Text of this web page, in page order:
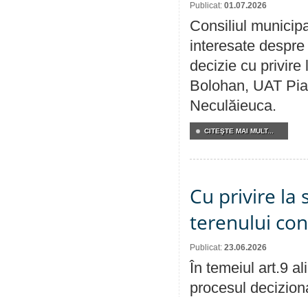
Publicat: 01.07.2026
Consiliul
interesate
decizie cu privire
Bolohan, UAT
Neculăieuca.
CITEŞTE MAI MULT...
Cu privire la
terenului
Publicat: 23.06.2026
În temeiul art.9
procesul